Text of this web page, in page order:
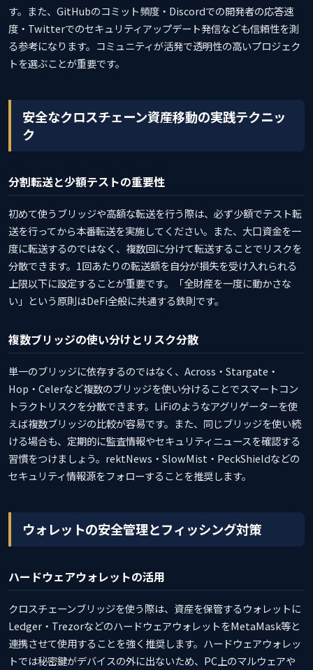
す。また、GitHubのコミット頻度・Discordでの開発者の応答速
度・Twitterでのセキュリティアップデート発信なども信頼性を測
る参考になります。コミュニティが活発で透明性の高いプロジェク
トを選ぶことが重要です。
安全なクロスチェーン資産移動の実践テクニッ
ク
分割転送と少額テストの重要性
初めて使うブリッジや高額な転送を行う際は、必ず少額でテスト転
送を行ってから本番転送を実施してください。また、大口資金を一
度に転送するのではなく、複数回に分けて転送することでリスクを
分散できます。1回あたりの転送額を自分が損失を受け入れられる
上限以下に設定することが重要です。「全財産を一度に動かさな
い」という原則はDeFi全般に共通する鉄則です。
複数ブリッジの使い分けとリスク分散
単一のブリッジに依存するのではなく、Across・Stargate・
Hop・Celerなど複数のブリッジを使い分けることでスマートコン
トラクトリスクを分散できます。LiFiのようなアグリゲーターを使
えば複数ブリッジの比較が容易です。また、同じブリッジを使い続
ける場合も、定期的に監査情報やセキュリティニュースを確認する
習慣をつけましょう。rektNews・SlowMist・PeckShieldなどの
セキュリティ情報源をフォローすることを推奨します。
ウォレットの安全管理とフィッシング対策
ハードウェアウォレットの活用
クロスチェーンブリッジを使う際は、資産を保管するウォレットに
Ledger・TrezorなどのハードウェアウォレットをMetaMask等と
連携させて使用することを強く推奨します。ハードウェアウォレッ
トでは秘密鍵がデバイスの外に出ないため、PC上のマルウェアや